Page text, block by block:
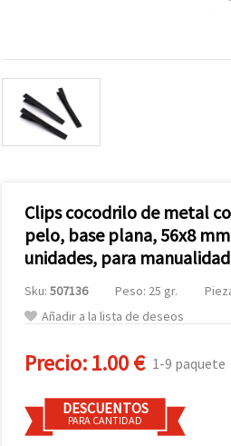
Clips cocodrilo de metal
pelo, base plana, 56x8
unidades, para
Sku: 507136 Peso: 25 gr.
Añadir a la lista de deseos
Precio:1.00 € 1-9 paquete
DESCUENTOS
PARA CANTIDAD